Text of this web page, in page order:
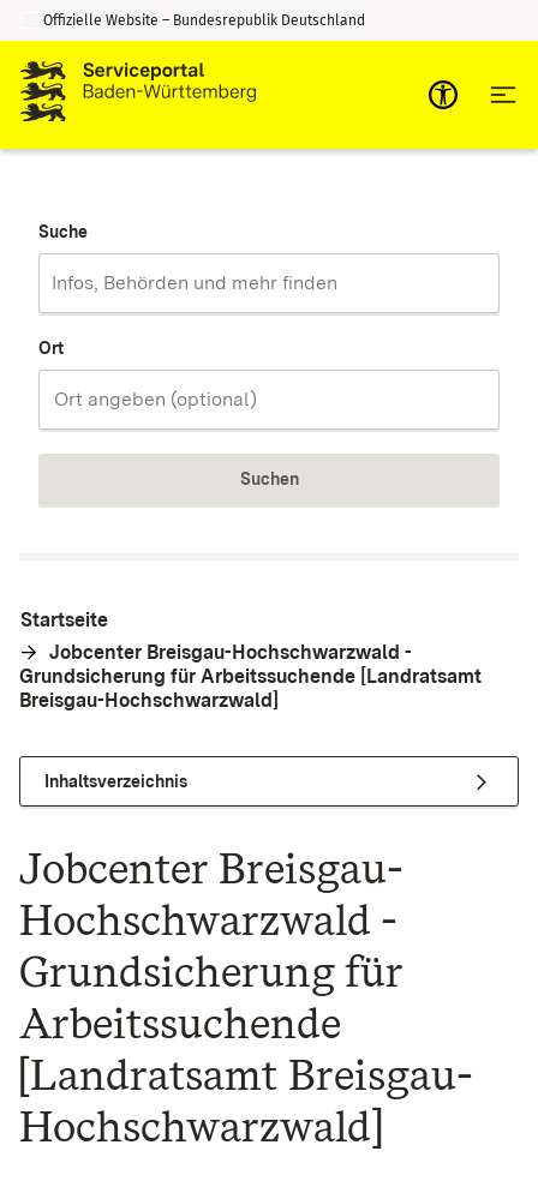
Zum Inhalt springen
Zur Suche springen
Offizielle Website – Bundesrepublik Deutschland
Suche
Ort
Suchen
Startseite
Jobcenter Breisgau-Hochschwarzwald -
Grundsicherung für Arbeitssuchende [Landratsamt
Breisgau-Hochschwarzwald]
Inhaltsverzeichnis
Jobcenter Breisgau-
Hochschwarzwald -
Grundsicherung für
Arbeitssuchende
[Landratsamt Breisgau-
Hochschwarzwald]